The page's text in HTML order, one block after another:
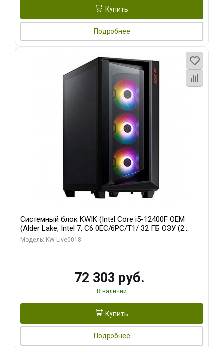
Купить
Подробнее
Системный блок KWIK (Intel Core i5-12400F OEM
(Alder Lake, Intel 7, C6 0EC/6PC/T1/ 32 ГБ ОЗУ (2
модуля)/ Ninja Sinotex GTX1660 SUPER 6GB GDDR6
Модель: KW-Live0018
72 303 руб.
В наличии
Купить
Подробнее